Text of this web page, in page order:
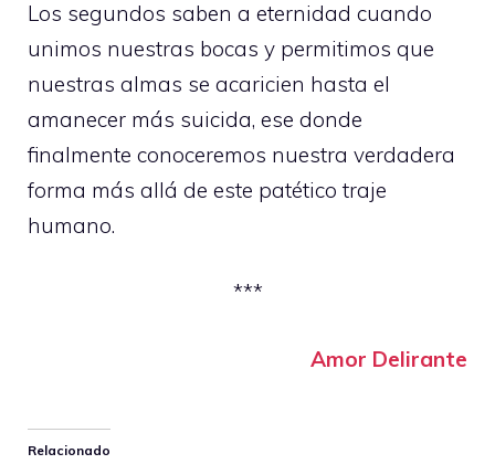
Los segundos saben a eternidad cuando
unimos nuestras bocas y permitimos que
nuestras almas se acaricien hasta el
amanecer más suicida, ese donde
finalmente conoceremos nuestra verdadera
forma más allá de este patético traje
humano.
***
Amor Delirante
Relacionado